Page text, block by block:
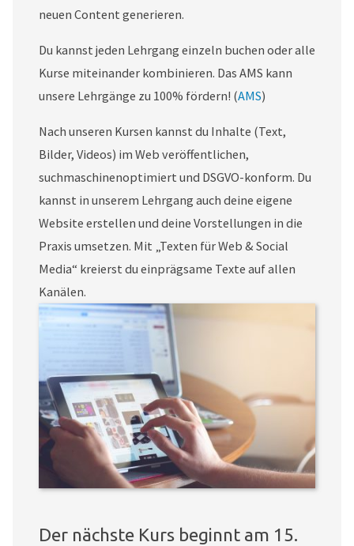
neuen Content generieren.
Du kannst jeden Lehrgang einzeln buchen oder alle
Kurse miteinander kombinieren. Das AMS kann
unsere Lehrgänge zu 100% fördern! (AMS)
Nach unseren Kursen kannst du Inhalte (Text,
Bilder, Videos) im Web veröffentlichen,
suchmaschinenoptimiert und DSGVO-konform. Du
kannst in unserem Lehrgang auch deine eigene
Website erstellen und deine Vorstellungen in die
Praxis umsetzen. Mit „Texten für Web & Social
Media“ kreierst du einprägsame Texte auf allen
Kanälen.
Der nächste Kurs beginnt am 15.